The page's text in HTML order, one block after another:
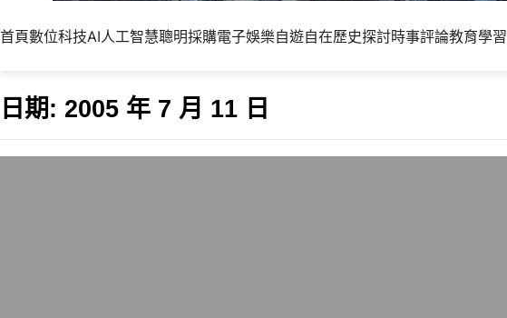
首頁數位科技AI人工智慧聰明採購電子娛樂自遊自在歷史探討時事評論教育學習
日期: 2005 年 7 月 11 日